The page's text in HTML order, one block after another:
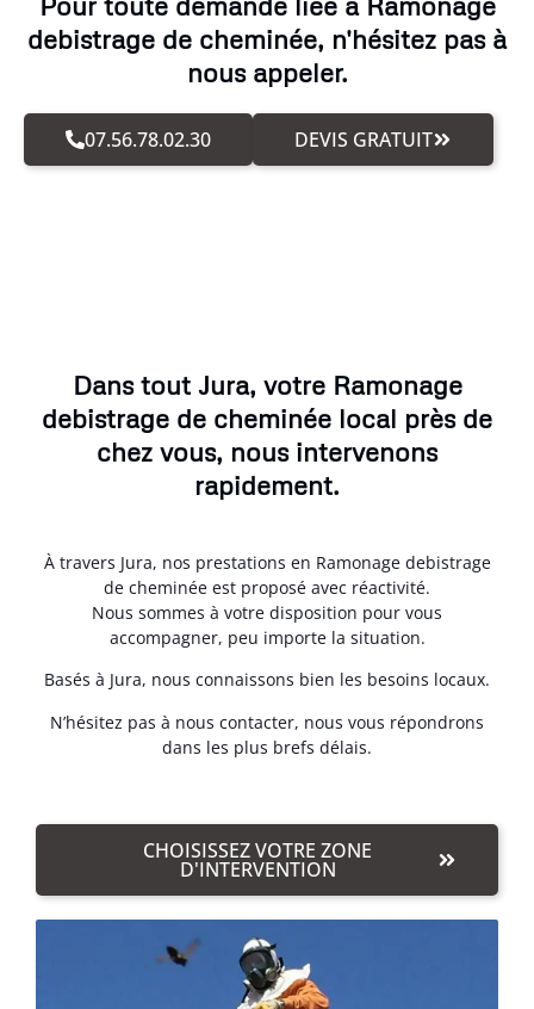
debistrage de cheminée, n'hésitez pas à
nous appeler.
07.56.78.02.30 DEVIS GRATUIT
Dans tout Jura, votre Ramonage
debistrage de cheminée local près de
chez vous, nous intervenons
rapidement.
À travers Jura, nos prestations en Ramonage debistrage
de cheminée est proposé avec réactivité.
Nous sommes à votre disposition pour vous
accompagner, peu importe la situation.
Basés à Jura, nous connaissons bien les besoins locaux.
N’hésitez pas à nous contacter, nous vous répondrons
dans les plus brefs délais.
CHOISISSEZ VOTRE ZONE
D'INTERVENTION